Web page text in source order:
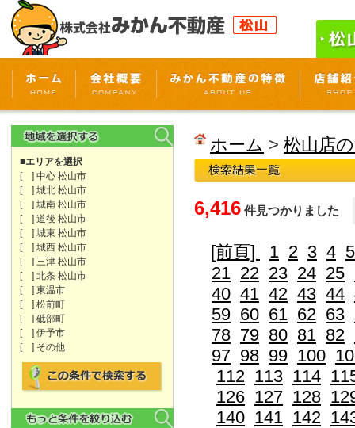
■エリアを選択
[ ] 中心 松山市
[ ] 城北 松山市
[ ] 城南 松山市
[ ] 道後 松山市
[ ] 城東 松山市
[ ] 城西 松山市
[ ] 三津 松山市
[ ] 北条 松山市
[ ] 東温市
[ ] 松前町
[ ] 砥部町
[ ] 伊予市
[ ] その他
ホーム > 松山店
6,416 件見つかりました
[前頁] 1 2 3 4 5
21 22 23 24 25
40 41 42 43 44
59 60 61 62 63
78 79 80 81 82
97 98 99 100
112 113 114
126 127 128
140 141 142